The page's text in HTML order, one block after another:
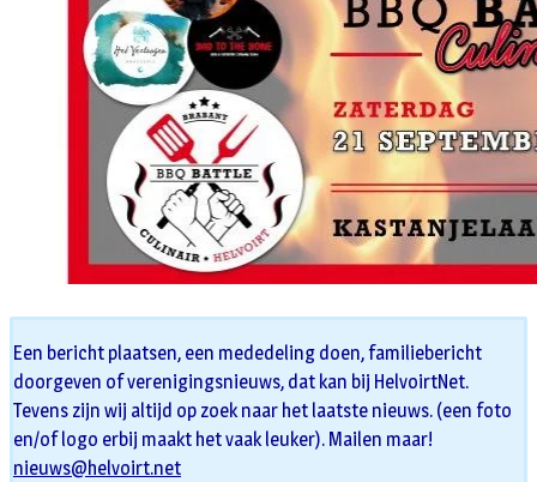
Een bericht plaatsen, een mededeling doen, familiebericht
doorgeven of verenigingsnieuws, dat kan bij HelvoirtNet.
Tevens zijn wij altijd op zoek naar het laatste nieuws. (een foto
en/of logo erbij maakt het vaak leuker). Mailen maar!
nieuws@helvoirt.net